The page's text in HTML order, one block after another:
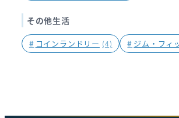
その他生活
# コインランドリー (4) # ジム・フィ